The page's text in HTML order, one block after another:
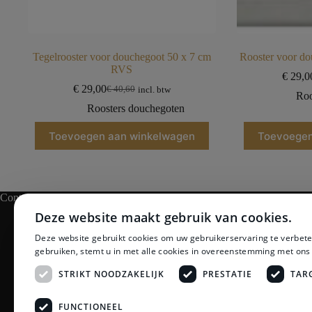
Tegelrooster voor douchegoot 50 x 7 cm
RVS
€40,60
€29,00 incl. btw
Roosters douchegoten
Toevoegen aan winkelwagen
Rooster voor
€
Contact
Adres:Nieuweweg 81, 2685 AT
Poeldijk
Telefoon:
070 – 737 06 09
Mail: info@vanmarentegeltechniek.
nl
Openingstijden
Maandag:
Dinsdag t/m
Zaterdag:
Zondag:
Deze website maakt gebruik van cookies.
Deze website gebruikt cookies om uw gebruikerservaring te
gebruiken, stemt u in met alle cookies in overeenstemming met ons
STRIKT NOODZAKELIJK
PRESTATIE
FUNCTIONEEL